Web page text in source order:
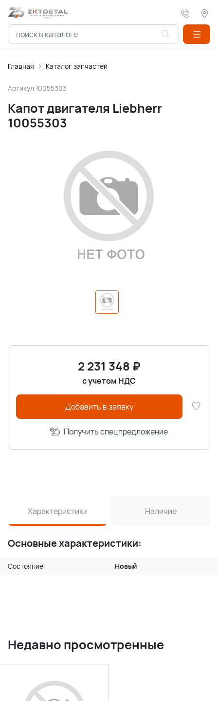
Главная Каталог запчастей
Артикул 10055303
Капот двигателя Liebherr
10055303
2 231 348 ₽
с учетом НДС
Добавить в заявку
Получить спецпредложение
Характеристики Наличие
Основные характеристики:
Состояние: Новый
Недавно просмотренные